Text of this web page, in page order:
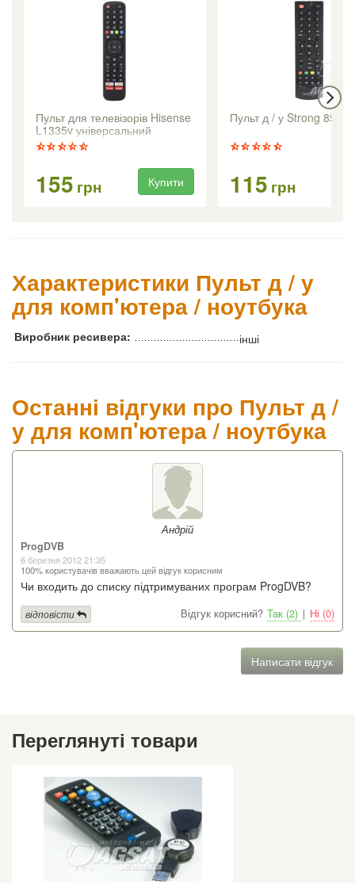
Пульт для телевізорів Hisense
L1335v універсальний
155 грн Купити
Пульт д / у Strong 8500
115 грн
Характеристики Пульт д / у
для комп'ютера / ноутбука
Виробник ресивера: інші
Останні відгуки про Пульт д /
у для комп'ютера / ноутбука
Андрій
ProgDVB
6 березня 2012 21:35
100% користувачів вважають цей відгук корисним
Чи входить до списку підтримуваних програм ProgDVB?
Відгук корисний? Так (2) | Ні (0)
відповісти
Написати відгук
Переглянуті товари